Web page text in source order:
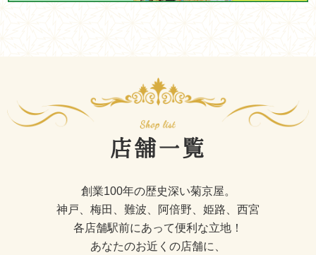
店舗一覧
創業100年の歴史深い菊京屋。
神戸、梅田、難波、阿倍野、姫路、西宮
各店舗駅前にあって便利な立地！
あなたのお近くの店舗に、